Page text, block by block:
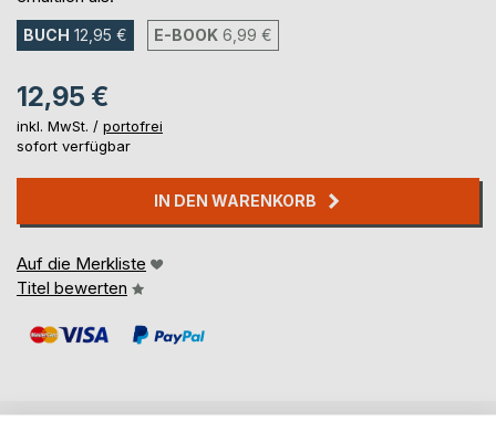
BUCH 12,95 € E-BOOK 6,99 €
12,95 €
inkl. MwSt. / portofrei
sofort verfügbar
IN DEN WARENKORB
Auf die Merkliste
Titel bewerten